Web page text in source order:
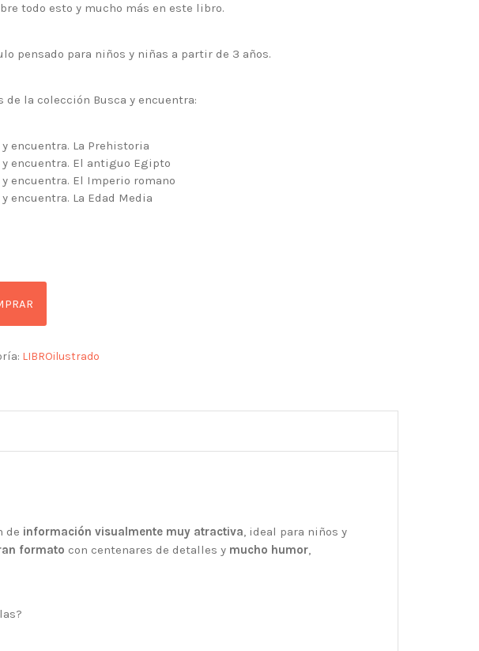
todo esto y mucho más en este libro.
pensado para niños y niñas a partir de 3 años.
de la colección Busca y encuentra:
y encuentra. La Prehistoria
y encuentra. El antiguo Egipto
y encuentra. El Imperio romano
y encuentra. La Edad Media
LIBROilustrado
de información visualmente muy atractiva, ideal para niños y
formato con centenares de detalles y mucho humor,